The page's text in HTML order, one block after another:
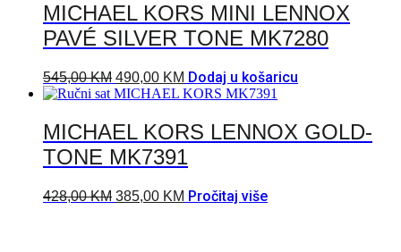
MICHAEL KORS MINI LENNOX
PAVÉ SILVER TONE MK7280
545,00KM 490,00 KM Dodaj u košaricu
MICHAEL KORS LENNOX GOLD-
TONE MK7391
428,00KM 385,00 KM Pročitaj više